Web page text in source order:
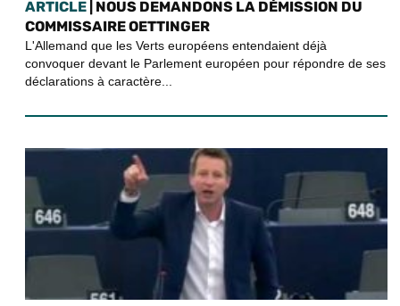
ARTICLE | NOUS DEMANDONS LA DÉMISSION DU
COMMISSAIRE OETTINGER
L'Allemand que les Verts européens entendaient déjà
convoquer devant le Parlement européen pour répondre de ses
déclarations à caractère...